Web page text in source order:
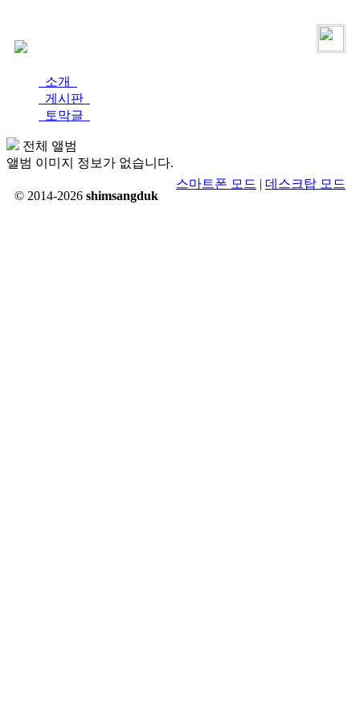
소개
게시판
토막글
전체 앨범
앨범 이미지 정보가 없습니다.
© 2014-2026 shimsangduk
스마트폰 모드 | 데스크탑 모드